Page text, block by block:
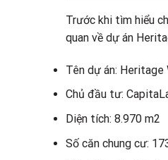
Trước khi tìm hiểu
quan về dự án
Tên dự án:
Chủ đầu tư:
Diện tích: 8.970 m2
Số căn chung cư: